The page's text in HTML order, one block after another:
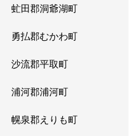
虻田郡洞爺湖町
勇払郡むかわ町
沙流郡平取町
浦河郡浦河町
幌泉郡えりも町